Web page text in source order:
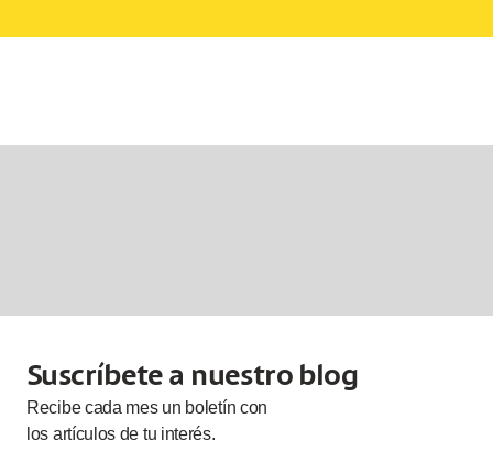
Suscríbete a nuestro blog
Recibe cada mesun boletín con
los artículos de tu interés.